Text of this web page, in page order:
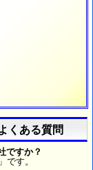
くある質問
ですか？
です。